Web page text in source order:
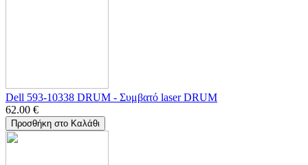
Dell 593-10338 DRUM - Συμβατό laser DRUM
62.00 €
Προσθήκη στο Καλάθι